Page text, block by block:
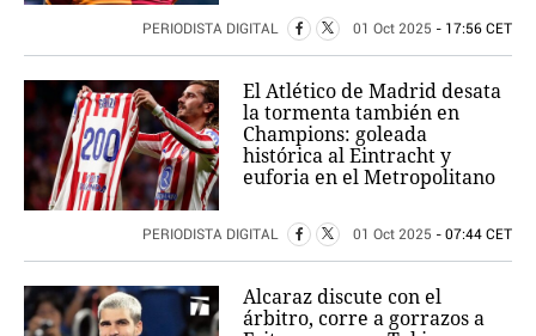
PERIODISTA DIGITAL 01 Oct 2025 - 17:56 CET
El Atlético de Madrid desata
la tormenta también en
Champions: goleada
histórica al Eintracht y
euforia en el Metropolitano
PERIODISTA DIGITAL 01 Oct 2025 - 07:44 CET
Alcaraz discute con el
árbitro, corre a gorrazos a